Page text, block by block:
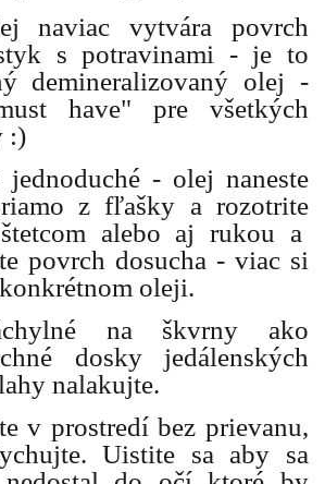
naviac vytvára povrch
s potravinami - je to
demineralizovaný olej -
have" pre všetkých
:)
jednoduché - olej naneste
z fľašky a rozotrite
alebo aj rukou a
povrch dosucha - viac si
oleji.
na škvrny ako
dosky jedálenských
nalakujte.
v prostredí bez prievanu,
Uistite sa aby sa